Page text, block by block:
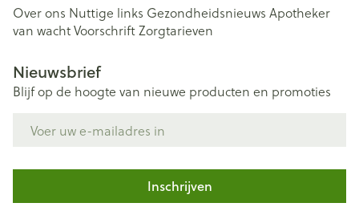
Over ons Nuttige links Gezondheidsnieuws Apotheker
van wachtVoorschriftZorgtarieven
Nieuwsbrief
Blijf op de hoogte van nieuwe producten en promoties
Inschrijven